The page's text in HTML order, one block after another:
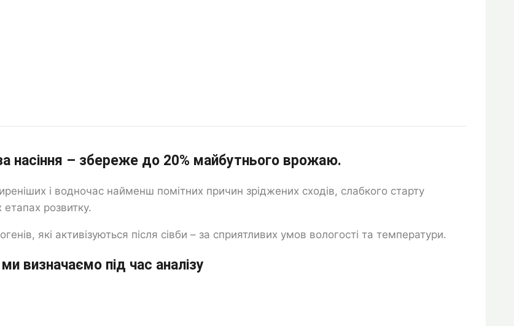
насіння – збереже до 20% майбутнього врожаю.
і водночас найменш помітних причин зріджених сходів, слабкого старту
розвитку.
які активізуються після сівби – за сприятливих умов вологості та температури.
визначаємо під час аналізу